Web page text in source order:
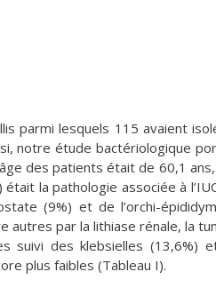
parmi lesquels 115 avaient
notre étude bactériologique
des patients était de 60,1
la pathologie associée à
(9%) et de l’orchi-
par la lithiase rénale, la
suivi des klebsielles (13,6%)
plus faibles (Tableau I).